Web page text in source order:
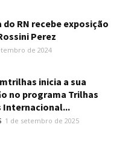
RN recebe exposição
Perez
de 2024
inicia a sua
no programa Trilhas
Internacional...
1 de setembro de 2025